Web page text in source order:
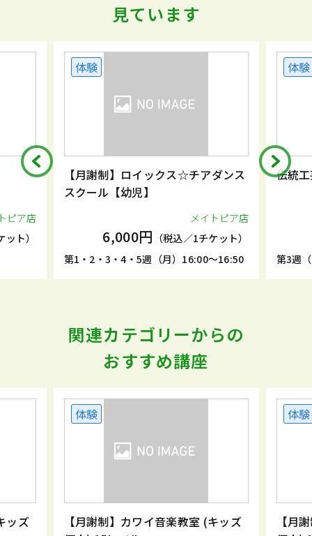
見ています
ピア店
ト）
体験
【月謝制】ロイックス☆チアダンス
スクール【幼児】
メイトピア店
6,000円 （税込／1チケット）
第1・2・3・4・5週（月）16:00～16:50
体験
伝統
第3週
関連カテゴリーからの
おすすめ講座
ッズ
体験
【月謝制】カワイ音楽教室 (キッズ
体験
【月